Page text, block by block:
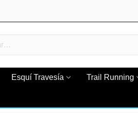
Esquí Travesía Trail Running